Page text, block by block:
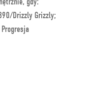
Drizzly Grizzly;